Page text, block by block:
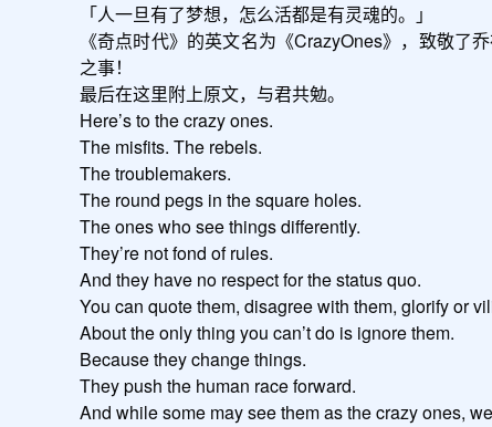
「人一旦有了梦想，怎么活都是有灵魂的。」
《奇点时代》的英文名为《CrazyOnes》，致敬了
之事！
最后在这里附上原文，与君共勉。
Here’s to the crazy ones.
The misfits. The rebels.
The troublemakers.
The round pegs in the square holes.
The ones who see things differently.
They’re not fond of rules.
And they have no respect for the status quo.
You can quote them, disagree with them, glorify or
About the only thing you can’t do is ignore them.
Because they change things.
They push the human race forward.
And while some may see them as the crazy ones,